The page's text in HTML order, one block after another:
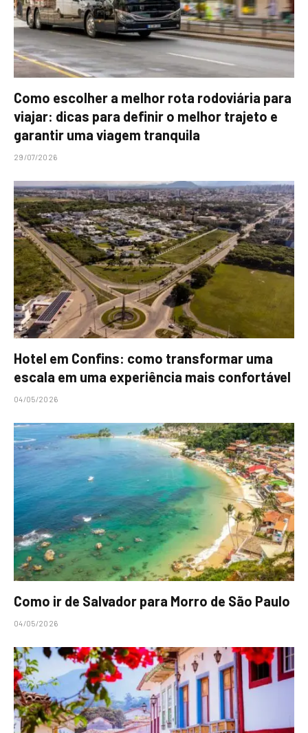
Como escolher a melhor rota rodoviária para
viajar: dicas para definir o melhor trajeto e
garantir uma viagem tranquila
29/07/2026
Hotel em Confins: como transformar uma
escala em uma experiência mais confortável
04/05/2026
Como ir de Salvador para Morro de São Paulo
04/05/2026